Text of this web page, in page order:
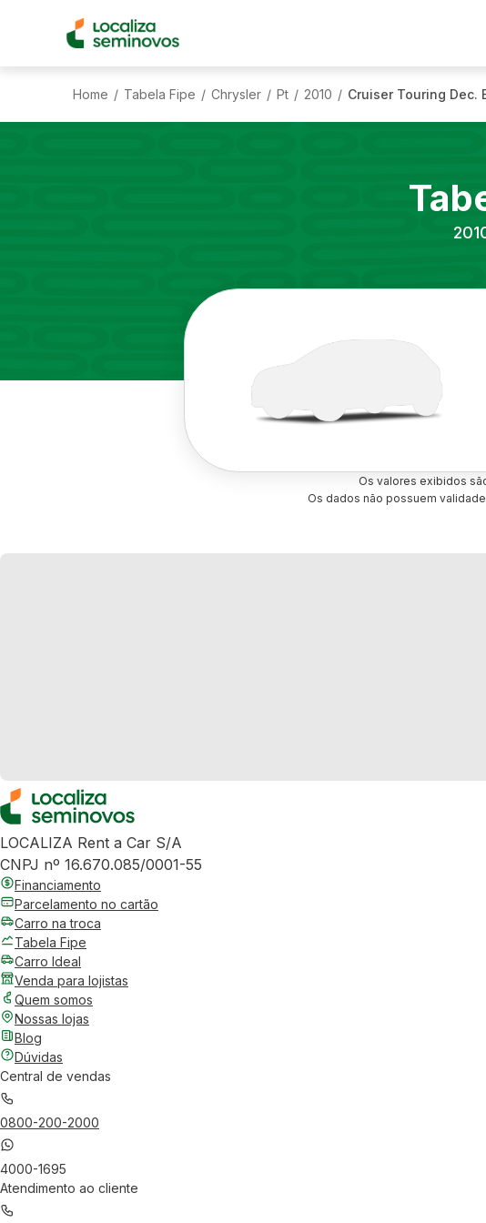
Home / Tabela Fipe / Chrysler / Pt / 2010 / Cruiser Touring Dec.
Os valores exibidos
Os dados não possuem
LOCALIZA Rent a Car S/A
CNPJ nº 16.670.085/0001-55
Financiamento
Parcelamento no cartão
Carro na troca
Tabela Fipe
Carro Ideal
Venda para lojistas
Quem somos
Nossas lojas
Blog
Dúvidas
Central de vendas
0800-200-2000
4000-1695
Atendimento ao cliente